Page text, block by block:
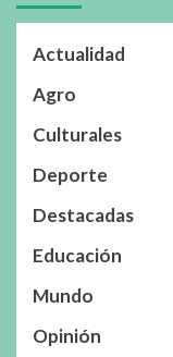
Actualidad
Agro
Culturales
Deporte
Destacadas
Educación
Mundo
Opinión